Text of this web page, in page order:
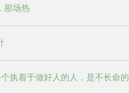
那场热
执着于做好人的人，是不长命的